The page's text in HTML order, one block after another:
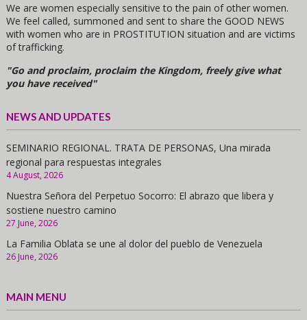
We are women especially sensitive to the pain of other women.
We feel called, summoned and sent to share the GOOD NEWS
with women who are in PROSTITUTION situation and are victims
of trafficking.
"Go and proclaim, proclaim the Kingdom, freely give what
you have received"
NEWS AND UPDATES
SEMINARIO REGIONAL. TRATA DE PERSONAS, Una mirada
regional para respuestas integrales
4 August, 2026
Nuestra Señora del Perpetuo Socorro: El abrazo que libera y
sostiene nuestro camino
27 June, 2026
La Familia Oblata se une al dolor del pueblo de Venezuela
26 June, 2026
MAIN MENU